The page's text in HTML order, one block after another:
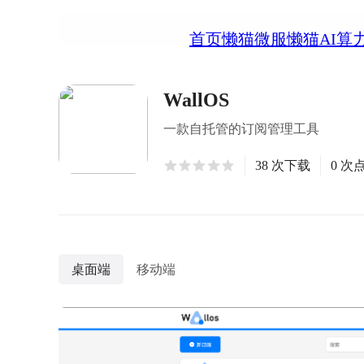
首页懒猫微服懒猫AI算
WallOS
一款自托管的订阅管理工具
38 次下载 0 次
桌面端 移动端